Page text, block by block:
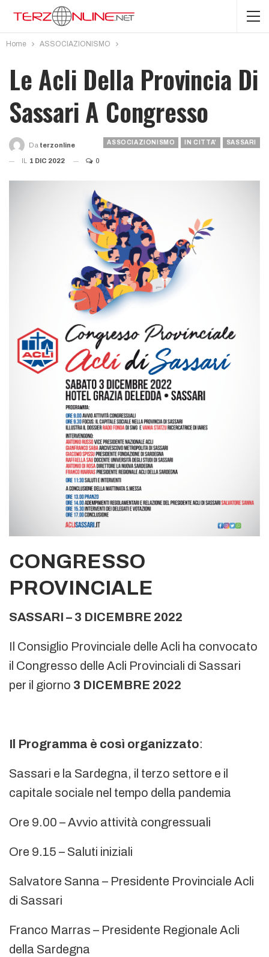
Home ASSOCIAZIONISMO
Le Acli Della Provincia Di
Sassari A Congresso
ASSOCIAZIONISMO IN CITTA' SASSARI
Da Terzonline
IL 1 DIC 2022 0
CONGRESSO
PROVINCIALE
SASSARI – 3 DICEMBRE 2022
Il Consiglio Provinciale delle Acli ha convocato
il Congresso delle Acli Provinciali di Sassari
per il giorno 3 DICEMBRE 2022
Il Programma è così organizzato:
Sassari e la Sardegna, il terzo settore e il
capitale sociale nel tempo della pandemia
Ore 9.00 – Avvio attività congressuali
Ore 9.15 – Saluti iniziali
Salvatore Sanna – Presidente Provinciale Acli
di Sassari
Franco Marras – Presidente Regionale Acli
della Sardegna